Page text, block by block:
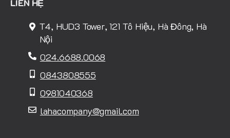
T4, HUD3 Tower, 121 Tô Hiệu, Hà Đông, Hà
Nội
024.6688.0068
0843808555
0981040368
lahacompany@gmail.com